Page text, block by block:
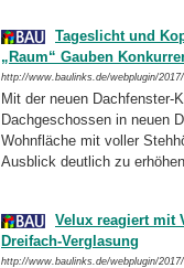
Tageslicht und
„Raum“ Gauben
http://www.baulinks.de/webplugin/
Mit der neuen Dachfenster-
Dachgeschossen in neuen
Wohnfläche mit voller
Ausblick deutlich zu
Velux reagiert mit
Dreifach-Verglasung
http://www.baulinks.de/webplugin/